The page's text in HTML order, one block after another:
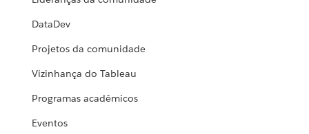
DataDev
Projetos da comunidade
Vizinhança do Tableau
Programas acadêmicos
Eventos